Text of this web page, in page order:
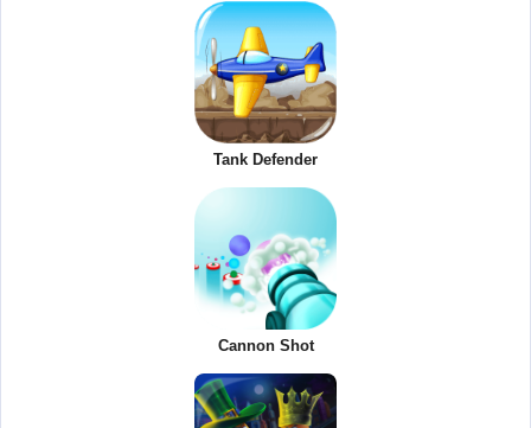
Tank Defender
Cannon Shot